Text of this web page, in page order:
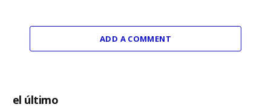
ADD A COMMENT
el último